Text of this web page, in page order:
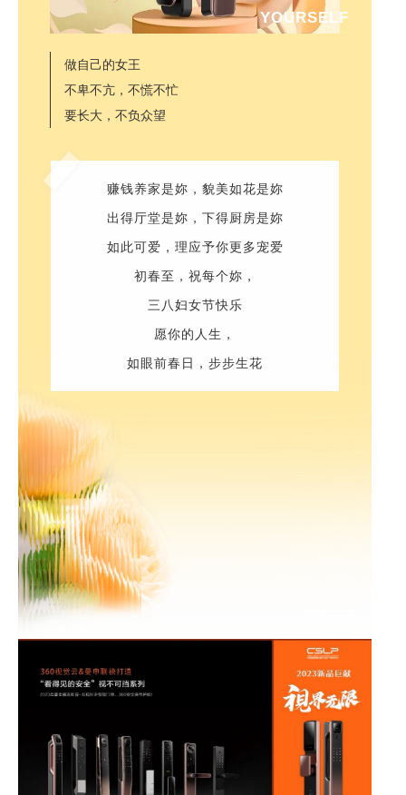
YOURSELF
做自己的女王
不卑不亢，不慌不忙
要长大，不负众望
赚钱养家是妳，貌美如花是妳
出得厅堂是妳，下得厨房是妳
如此可爱，理应予你更多宠爱
初春至，祝每个妳，
三八妇女节快乐
愿你的人生，
如眼前春日，步步生花